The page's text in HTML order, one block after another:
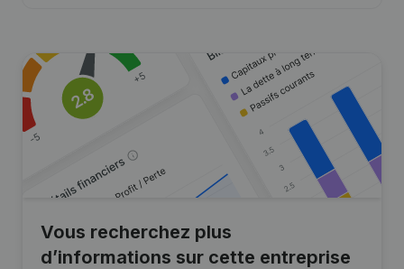
Vous recherchez plus
d’informations sur cette entreprise